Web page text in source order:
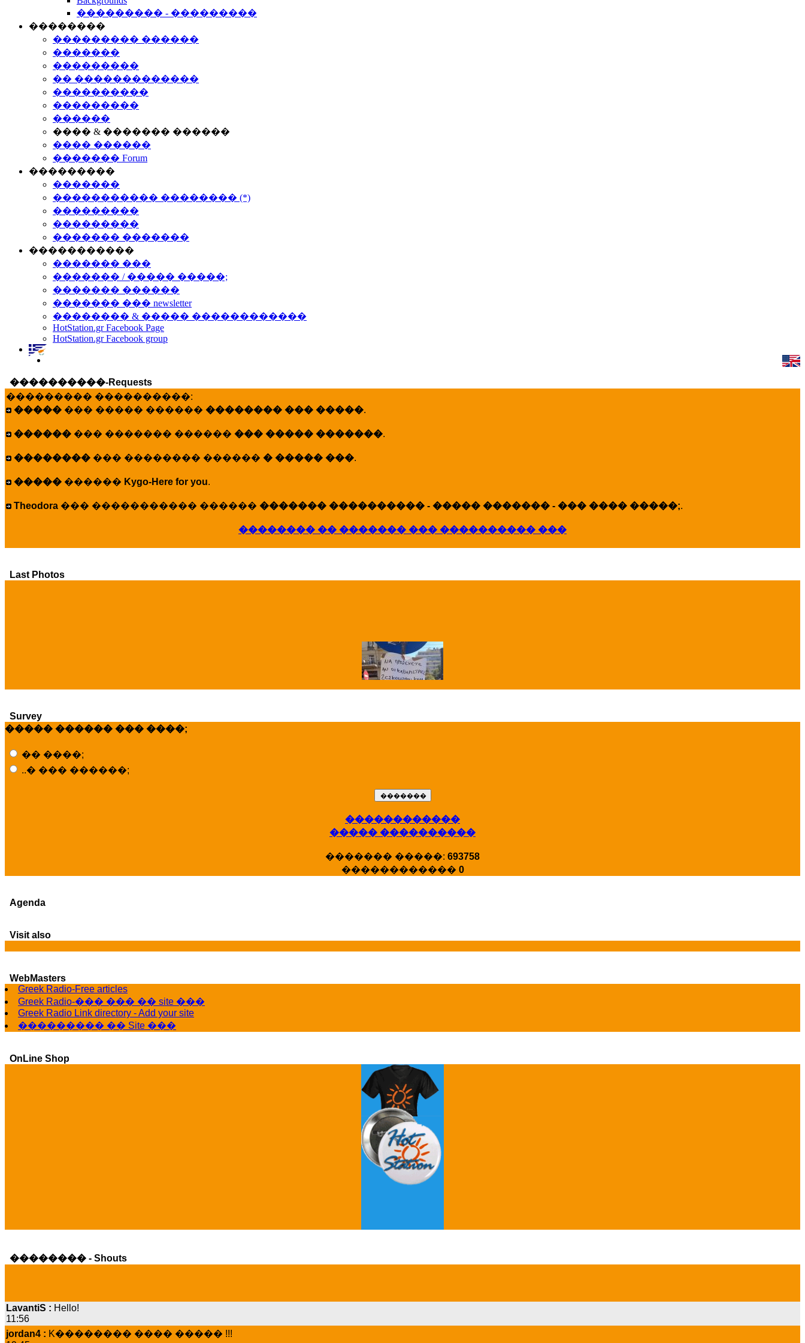
��������� - ���������
��������
��������� ������
�������
���������
�� �������������
����������
���������
������
���� & ������� ������
���� ������
������� Forum
���������
�������
����������� �������� (*)
���������
���������
������� �������
�����������
������� ���
������� / ����� �����;
������� ������
������� ��� newsletter
�������� & ����� ������������
HotStation.gr Facebook Page
HotStation.gr Facebook group
����������-Requests
��������� ����������:
����� ��� ����� ������ �������� ��� �����.
������ ��� ������� ������ ��� ����� �������.
�������� ��� �������� ������ � ����� ���.
����� ������ Kygo-Here for you.
Theodora ��� ����������� ������ ������� ���������� - ����� ������� - ��� ���� �����;.
�������� �� ������� ��� ���������� ���
Last Photos
X�����
�����
Grey's Anatomy
Survey
����� ������ ��� ����;
�� ����;
..� ��� ������;
������������
����� ����������
������� �����: 693758
������������ 0
Agenda
Visit also
WebMasters
Greek Radio-Free articles
Greek Radio-��� ��� �� site ���
Greek Radio Link directory - Add your site
��������� �� Site ���
OnLine Shop
�������� - Shouts
11:56
jordan4 :K�������� ���� ����� !!!
19:45